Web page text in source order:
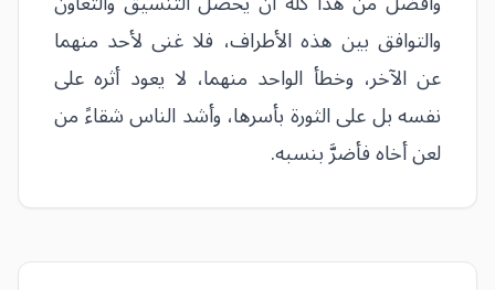
والتوافق بين هذه الأطراف، فلا غنى لأحد منهما
عن الآخر، وخطأ الواحد منهما، لا يعود أثره على
نفسه بل على الثورة بأسرها، وأشد الناس شقاءً من
لعن أخاه فأضرَّ بنسبه.